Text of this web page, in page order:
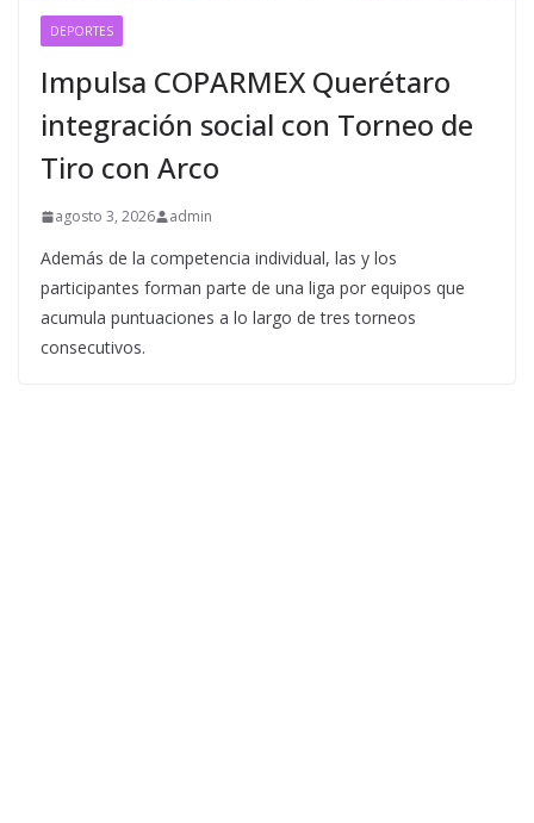
DEPORTES
Impulsa COPARMEX Querétaro
integración social con Torneo de
Tiro con Arco
agosto 3, 2026 admin
Además de la competencia individual, las y los
participantes forman parte de una liga por equipos que
acumula puntuaciones a lo largo de tres torneos
consecutivos.